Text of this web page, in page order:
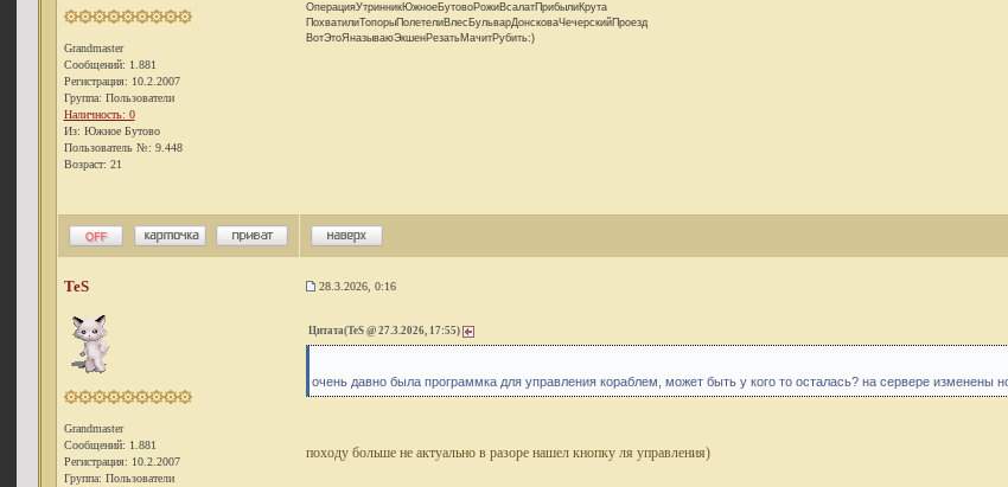
Grandmaster
Сообщений: 1.881
Регистрация: 10.2.2007
Группа: Пользователи
Наличность: 0
Из: Южное Бутово
Пользователь №: 9.448
Возраст: 21
ОперацияУтринникЮжноеБутовоРожиВсалатПрибылиКрута
ПохватилиТопорыПолетелиВлесБульварДонсковаЧечерскийПроезд
ВотЭтоЯназываюЭкшенРезатьМачитРубить:)
TeS 28.3.2026, 0:16
Grandmaster
Сообщений: 1.881
Регистрация: 10.2.2007
Группа: Пользователи
Цитата(TeS @ 27.3.2026, 17:55)
очень давно была программка для управления кораблем, может быть у кого то осталась? на сервере изменены
походу больше не актуально в разоре нашел кнопку ля управления)